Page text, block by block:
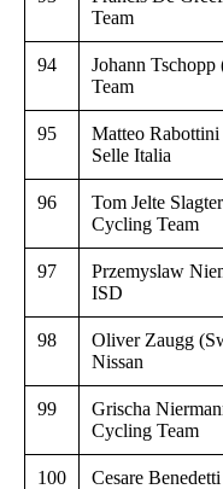
Team
94
Johann
Team
95
Matteo
Selle Italia
96
Tom Jelte
Cycling Team
97
Przemyslaw
ISD
98
Oliver Zaugg
Nissan
99
Grischa
Cycling Team
100 Cesare